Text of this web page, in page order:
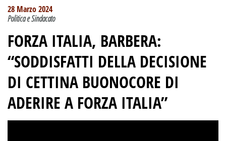
28 Marzo 2024
Politica e Sindacato
FORZA ITALIA, BARBERA:
“SODDISFATTI DELLA DECISIONE
DI CETTINA BUONOCORE DI
ADERIRE A FORZA ITALIA”